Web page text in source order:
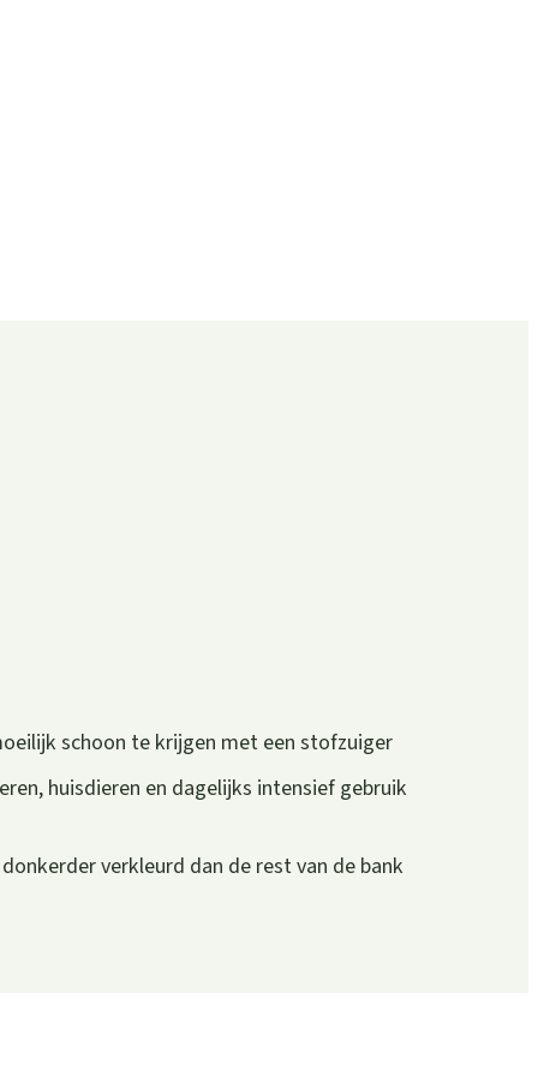
schoon te krijgen met een stofzuiger
huisdieren en dagelijks intensief gebruik
verkleurd dan de rest van de bank